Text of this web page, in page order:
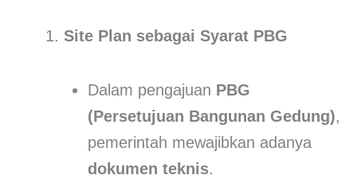
Site Plan sebagai Syarat PBG
Dalam pengajuan PBG
(Persetujuan Bangunan Gedung),
pemerintah mewajibkan adanya
dokumen teknis.